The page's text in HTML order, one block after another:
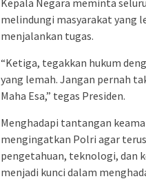
Kepala Negara meminta
melindungi masyarakat yang
menjalankan tugas.
“Ketiga, tegakkan hukum
yang lemah. Jangan pernah
Maha Esa,” tegas Presiden.
Menghadapi tantangan
mengingatkan Polri agar
pengetahuan, teknologi, dan
menjadi kunci dalam